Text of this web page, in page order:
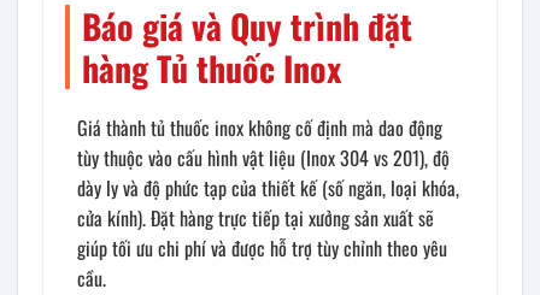
Báo giá và Quy trình đặt
hàng Tủ thuốc Inox
Giá thành tủ thuốc inox không cố định mà dao động
tùy thuộc vào cấu hình vật liệu (Inox 304 vs 201), độ
dày ly và độ phức tạp của thiết kế (số ngăn, loại khóa,
cửa kính). Đặt hàng trực tiếp tại xưởng sản xuất sẽ
giúp tối ưu chi phí và được hỗ trợ tùy chỉnh theo yêu
cầu.